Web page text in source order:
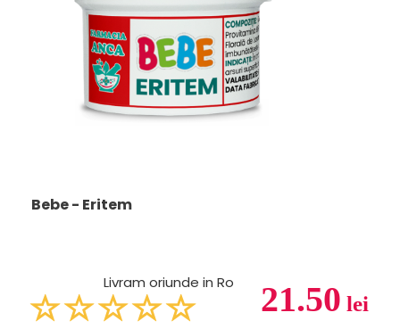
Bebe - Eritem
21.50 lei
Livram oriunde in Ro